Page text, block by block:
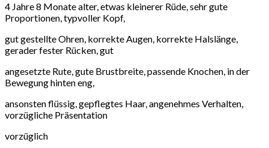
4 Jahre 8 Monate alter, etwas kleinerer Rüde, sehr gute
Proportionen, typvoller Kopf,
gut gestellte Ohren, korrekte Augen, korrekte Halslänge,
gerader fester Rücken, gut
angesetzte Rute, gute Brustbreite, passende Knochen, in der
Bewegung hinten eng,
ansonsten flüssig, gepflegtes Haar, angenehmes Verhalten,
vorzügliche Präsentation
vorzüglich